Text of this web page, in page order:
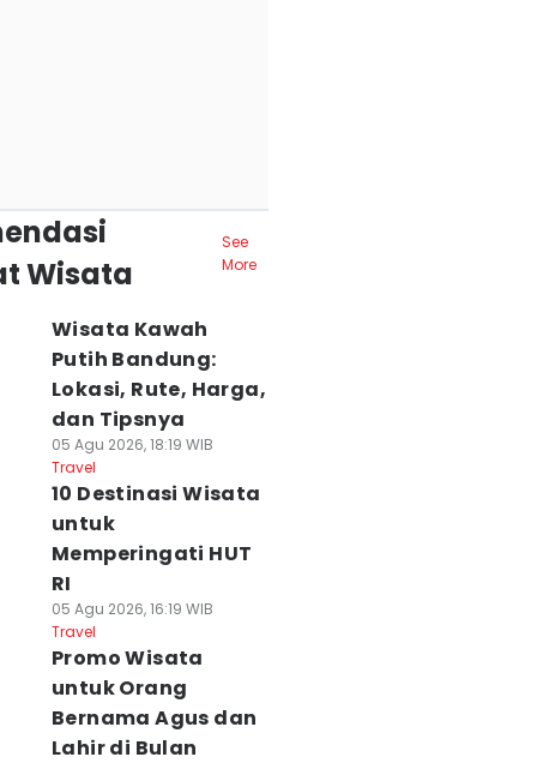
Wisata
See
More
Wisata Kawah
Putih Bandung:
Lokasi, Rute, Harga,
dan Tipsnya
05 Agu 2026, 18:19 WIB
Travel
10 Destinasi Wisata
untuk
Memperingati HUT
RI
05 Agu 2026, 16:19 WIB
Travel
Promo Wisata
untuk Orang
Bernama Agus dan
Lahir di Bulan